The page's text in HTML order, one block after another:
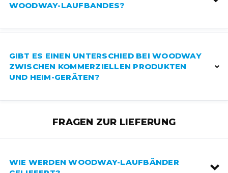
WOODWAY-LAUFBANDES?
GIBT ES EINEN UNTERSCHIED BEI WOODWAY
ZWISCHEN KOMMERZIELLEN PRODUKTEN
UND HEIM-GERÄTEN?
FRAGEN ZUR LIEFERUNG
WIE WERDEN WOODWAY-LAUFBÄNDER